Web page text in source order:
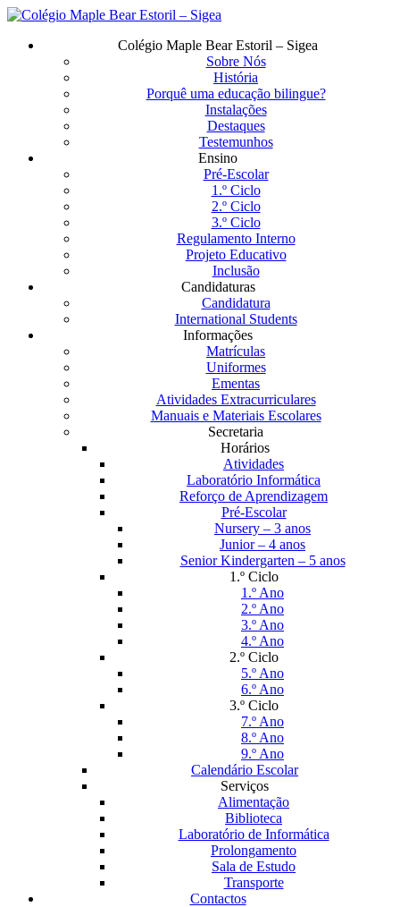
Saltar
Menu
Colégio Maple Bear Estoril – Sigea
Sobre Nós
História
Porquê uma educação bilingue?
Instalações
Destaques
Testemunhos
Ensino
Pré-Escolar
1.º Ciclo
2.º Ciclo
3.º Ciclo
Regulamento Interno
Projeto Educativo
Inclusão
Candidaturas
Candidatura
International Students
Informações
Matrículas
Uniformes
Ementas
Atividades Extracurriculares
Manuais e Materiais Escolares
Secretaria
Horários
Atividades
Laboratório Informática
Reforço de Aprendizagem
Pré-Escolar
Nursery – 3 anos
Junior – 4 anos
Senior Kindergarten – 5 anos
1.º Ciclo
1.º Ano
2.º Ano
3.º Ano
4.º Ano
2.º Ciclo
5.º Ano
6.º Ano
3.º Ciclo
7.º Ano
8.º Ano
9.º Ano
Calendário Escolar
Serviços
Alimentação
Biblioteca
Laboratório de Informática
Prolongamento
Sala de Estudo
Transporte
Contactos